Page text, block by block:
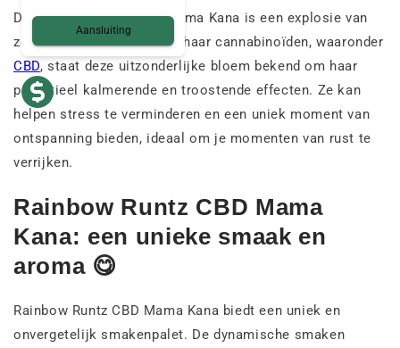
De Rainbow Runtz CBD Mama Kana is een explosie van
zoetheid en kleur. Dankzij haar cannabinoïden, waaronder
CBD, staat deze uitzonderlijke bloem bekend om haar
potentieel kalmerende en troostende effecten. Ze kan
helpen stress te verminderen en een uniek moment van
ontspanning bieden, ideaal om je momenten van rust te
verrijken.
Rainbow Runtz CBD Mama
Kana: een unieke smaak en
aroma 😋
Rainbow Runtz CBD Mama Kana biedt een uniek en
onvergetelijk smakenpalet. De dynamische smaken
Aansluiting